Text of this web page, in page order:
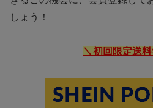
しょう！
＼初回限定送